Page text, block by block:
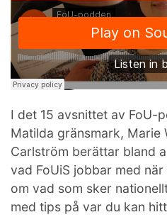
I det 15 avsnittet av FoU-
Matilda gränsmark, Marie
Carlström berättar bland
vad FoUiS jobbar med
om vad som sker
med tips på var du kan